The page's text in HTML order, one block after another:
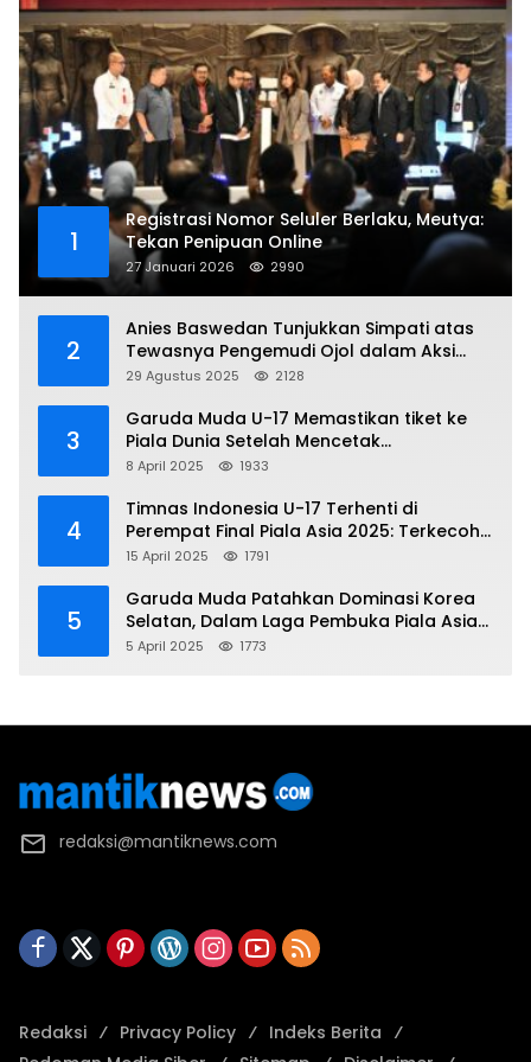
1
Registrasi Nomor Seluler Berlaku, Meutya:
Tekan Penipuan Online
27 Januari 2026 2990
2
Anies Baswedan Tunjukkan Simpati atas
Tewasnya Pengemudi Ojol dalam Aksi
Demo
29 Agustus 2025 2128
3
Garuda Muda U-17 Memastikan tiket ke
Piala Dunia Setelah Mencetak
Kemenangan Gemilang atas Yaman 4-1 di
8 April 2025 1933
4
Timnas Indonesia U-17 Terhenti di
Perempat Final Piala Asia 2025: Terkecoh
Korea Utara
15 April 2025 1791
5
Garuda Muda Patahkan Dominasi Korea
Selatan, Dalam Laga Pembuka Piala Asia
2025 U-17
5 April 2025 1773
redaksi@mantiknews.com
Redaksi Privacy Policy
Indeks Berita